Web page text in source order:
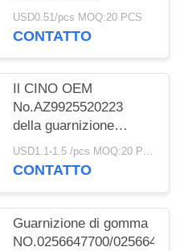
guarnizione del camion
di Dongfeng
USD0.51/pcs MOQ:20 PCS
CONTATTO
Il CINO OEM
No.AZ9925520223
della guarnizione
dell'asse dell'equilibrio
di HOWO gradua
gomma
USD1.1-1.5 /pcs MOQ:20 PCS
CONTATTO
Guarnizione di gomma
NO.0256647700/